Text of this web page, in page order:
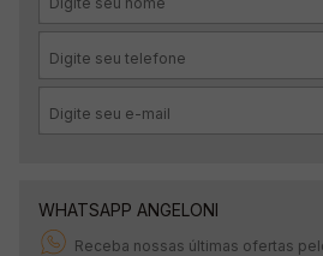
WHATSAPP ANGELONI
Receba nossas últimas ofertas